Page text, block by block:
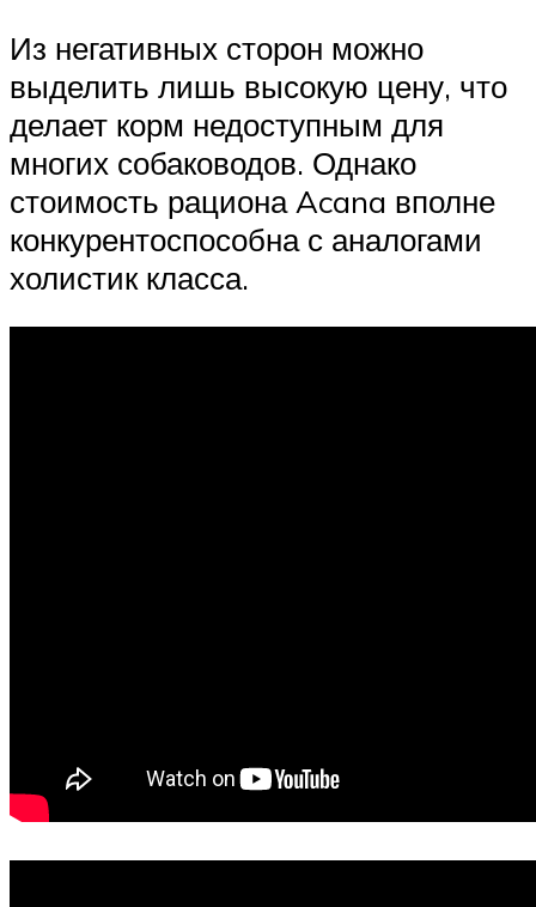
Из негативных сторон можно
выделить лишь высокую цену, что
делает корм недоступным для
многих собаководов. Однако
стоимость рациона Acana вполне
конкурентоспособна с аналогами
холистик класса.